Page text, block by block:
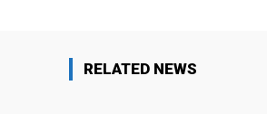
RELATED NEWS